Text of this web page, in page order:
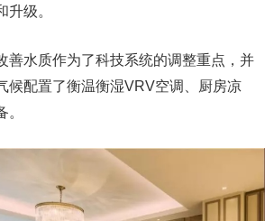
升级。
善水质作为了科技系统的调整重点，并
候配置了衡温衡湿VRV空调、厨房凉